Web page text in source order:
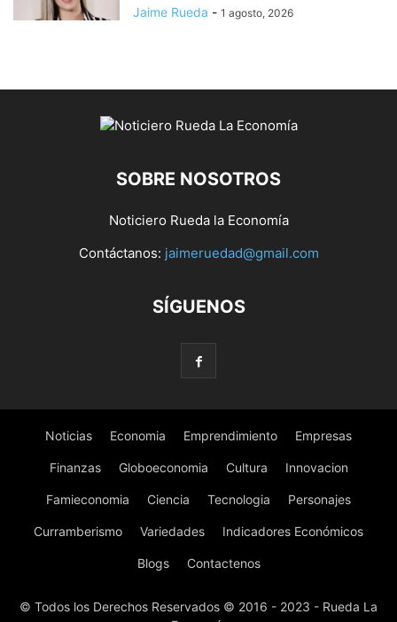
Jaime Rueda - 1 agosto, 2026
SOBRE NOSOTROS
Noticiero Rueda la Economía
Contáctanos: jaimeruedad@gmail.com
SÍGUENOS
Noticias Economia Emprendimiento Empresas
Finanzas Globoeconomia Cultura Innovacion
Famieconomia Ciencia Tecnologia Personajes
Curramberismo Variedades Indicadores Económicos
Blogs Contactenos
© Todos los Derechos Reservados © 2016 - 2023 - Rueda La